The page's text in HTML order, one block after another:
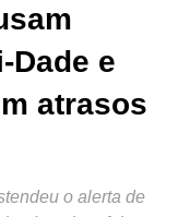
Dade e
atrasos
o alerta de